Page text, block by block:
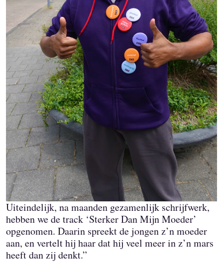
Uiteindelijk, na maanden gezamenlijk schrijfwerk,
hebben we de track ‘Sterker Dan Mijn Moeder’
opgenomen. Daarin spreekt de jongen z’n moeder
aan, en vertelt hij haar dat hij veel meer in z’n mars
heeft dan zij denkt.”